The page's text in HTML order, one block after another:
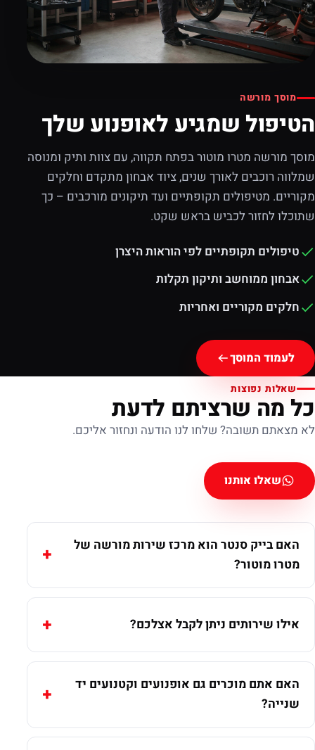
מוסך מורשה
הטיפול שמגיע לאופנוע שלך
מוסך מורשה מטרו מוטור בפתח תקווה, עם צוות ותיק ומנוסה
שמלווה רוכבים לאורך שנים, ציוד אבחון מתקדם וחלקים
מקוריים. מטיפולים תקופתיים ועד תיקונים מורכבים – כך
שתוכלו לחזור לכביש בראש שקט.
טיפולים תקופתיים לפי הוראות היצרן
אבחון ממוחשב ותיקון תקלות
חלקים מקוריים ואחריות
לעמוד המוסך
שאלות נפוצות
כל מה שרציתם לדעת
לא מצאתם תשובה? שלחו לנו הודעה ונחזור אליכם.
שאלו אותנו
האם בייק סנטר הוא מרכז שירות מורשה של
מטרו מוטור?
אילו שירותים ניתן לקבל אצלכם?
האם אתם מוכרים גם אופנועים וקטנועים יד
שנייה?